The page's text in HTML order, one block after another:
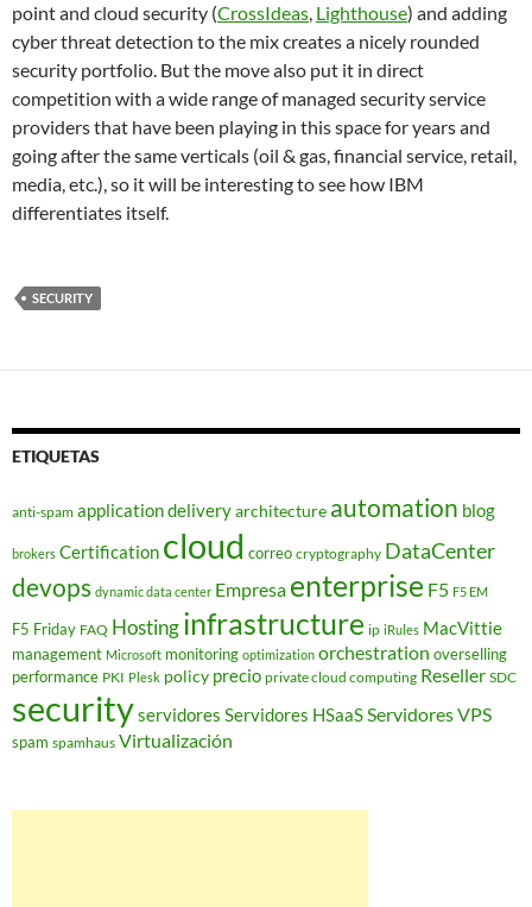
point and cloud security (CrossIdeas, Lighthouse) and adding
cyber threat detection to the mix creates a nicely rounded
security portfolio. But the move also put it in direct
competition with a wide range of managed security service
providers that have been playing in this space for years and
going after the same verticals (oil & gas, financial service, retail,
media, etc.), so it will be interesting to see how IBM
differentiates itself.
SECURITY
ETIQUETAS
anti-spam application deliveryarchitecture automation blog
brokers Certification cloud correo cryptography DataCenter
devops dynamic data center Empresa enterprise F5 F5 EM
F5 Friday FAQ Hostinginfrastructure ip iRules MacVittie
management Microsoft monitoring optimization orchestration overselling
performance PKI Plesk policy precio private cloud computing Reseller SDC
securityservidores Servidores HSaaSServidores VPS
spam spamhaus Virtualización